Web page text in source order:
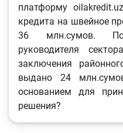
платформу
кредита на швейное
36 млн.сумов.
руководителя
заключения
выдано 24
основанием для
решения?